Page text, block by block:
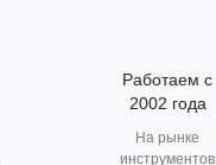
Работаем с
2002 года
На рынке
инструментов